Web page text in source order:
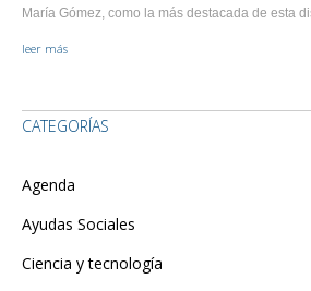
María Gómez, como la más destacada de esta
leer más
CATEGORÍAS
Agenda
Ayudas Sociales
Ciencia y tecnología